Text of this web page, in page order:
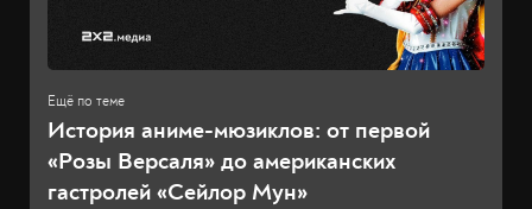
История аниме-мюзиклов: от первой
«Розы Версаля» до американских
гастролей «Сейлор Мун»